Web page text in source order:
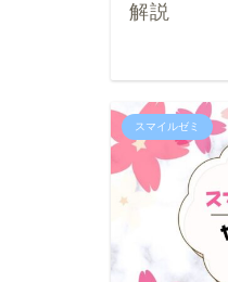
解説
スマイルゼミ